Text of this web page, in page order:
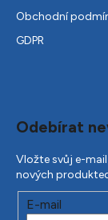
Obchodní
GDPR
Odebírat
Vložte svůj e-
nových
E-mail